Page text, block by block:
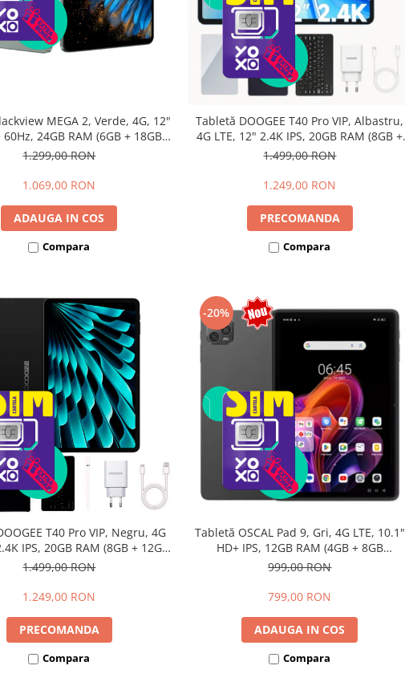
MEGA 2, Verde, 4G, 12"
60Hz, 24GB RAM (6GB + 18GB
256GB ROM, Android 15,
Face Unlock, Dual SIM
1.299,00 RON
1.069,00 RON
ADAUGA IN COS
Compara
Tabletă DOOGEE T40 Pro VIP, Albastru,
4G LTE, 12" 2.4K IPS, 20GB RAM (8GB +
12GB extensibili), 512GB, Helio G99,
1.499,00 RON
1.249,00 RON
PRECOMANDA
Compara
T40 Pro VIP, Negru, 4G
IPS, 20GB RAM (8GB + 12GB
512GB, Helio G99, 10800mAh,
1.499,00 RON
1.249,00 RON
PRECOMANDA
Compara
-20%
Tabletă OSCAL Pad 9, Gri, 4G LTE, 10.1"
HD+ IPS, 12GB RAM (4GB + 8GB
extensibili), 128GB, Android 15,
999,00 RON
799,00 RON
ADAUGA IN COS
Compara